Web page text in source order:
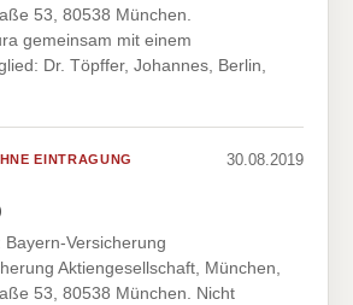
53, 80538 München.
gemeinsam mit einem
Dr. Töpffer, Johannes, Berlin,
EINTRAGUNG 30.08.2019
Bayern-Versicherung
Aktiengesellschaft, München,
53, 80538 München. Nicht